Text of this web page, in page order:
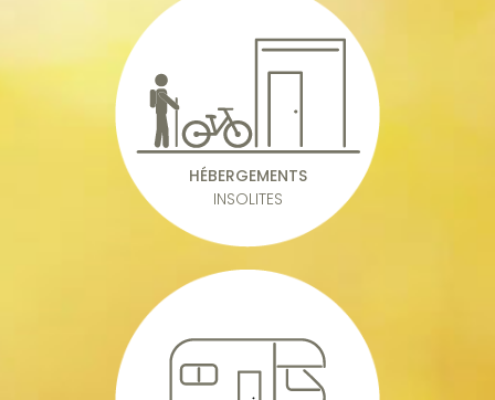
HÉBERGEMENTS
INSOLITES